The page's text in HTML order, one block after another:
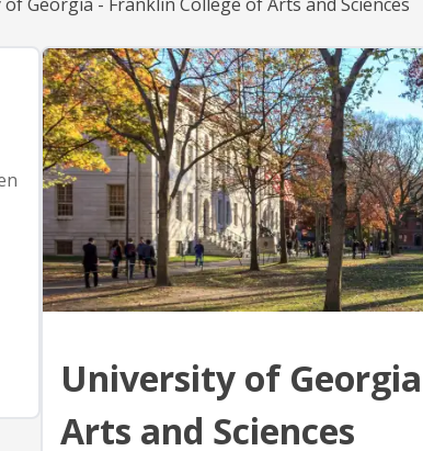
University of
Arts and Sciences